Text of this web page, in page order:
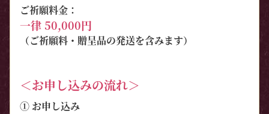
ご祈願料金：
一律 50,000円
（ご祈願料・贈呈品の発送を含みます）
＜お申し込みの流れ＞
① お申し込み